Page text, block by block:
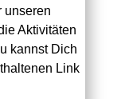
unseren
Aktivitäten
kannst Dich
Link